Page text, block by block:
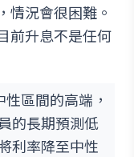
情況會很困難。
前升息不是任何
區間的高端，
的長期預測低
利率降至中性